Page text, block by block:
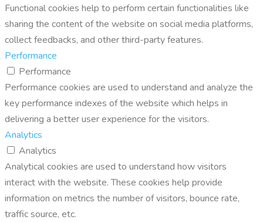
Functional cookies help to perform certain functionalities like
sharing the content of the website on social media platforms,
collect feedbacks, and other third-party features.
Performance
Performance
Performance cookies are used to understand and analyze the
key performance indexes of the website which helps in
delivering a better user experience for the visitors.
Analytics
Analytics
Analytical cookies are used to understand how visitors
interact with the website. These cookies help provide
information on metrics the number of visitors, bounce rate,
traffic source, etc.